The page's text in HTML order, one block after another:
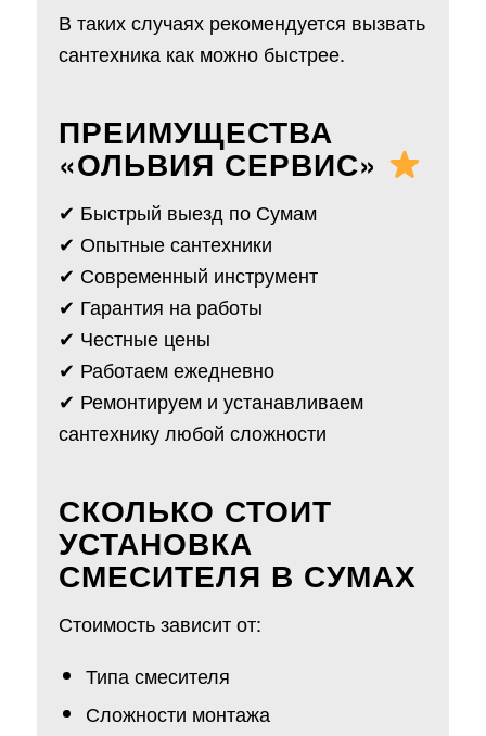
В таких случаях рекомендуется вызвать
сантехника как можно быстрее.
ПРЕИМУЩЕСТВА
«ОЛЬВИЯ СЕРВИС»
✔ Быстрый выезд по Сумам
✔ Опытные сантехники
✔ Современный инструмент
✔ Гарантия на работы
✔ Честные цены
✔ Работаем ежедневно
✔ Ремонтируем и устанавливаем
сантехнику любой сложности
СКОЛЬКО СТОИТ
УСТАНОВКА
СМЕСИТЕЛЯ В СУМАХ
Стоимость зависит от:
Типа смесителя
Сложности монтажа